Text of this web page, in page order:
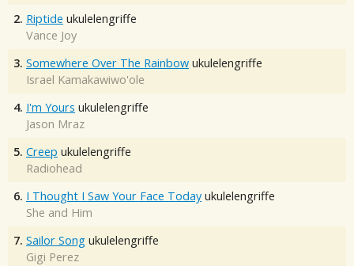
2. Riptide ukulelengriffe
Vance Joy
3. Somewhere Over The Rainbow ukulelengriffe
Israel Kamakawiwo'ole
4. I'm Yours ukulelengriffe
Jason Mraz
5. Creep ukulelengriffe
Radiohead
6. I Thought I Saw Your Face Today ukulelengriffe
She and Him
7. Sailor Song ukulelengriffe
Gigi Perez